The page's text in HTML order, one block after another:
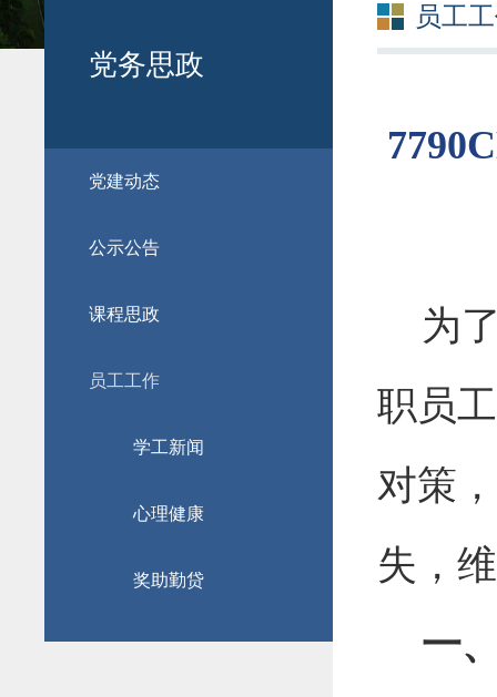
党务思政
党建动态
公示公告
课程思政
员工工作
学工新闻
心理健康
奖助勤贷
员工
为
职员
对策
失，
一